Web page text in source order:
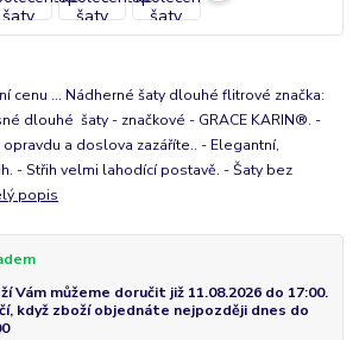
cenu ... Nádherné šaty dlouhé flitrové značka:
dlouhé šaty - značkové - GRACE KARIN®. -
opravdu a doslova zazáříte.. - Elegantní,
- Střih velmi lahodící postavě. - Šaty bez
popis
Vám můžeme doručit již 11.08.2026 do 17:00.
když zboží objednáte nejpozději dnes do